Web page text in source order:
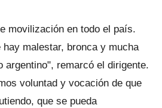
movilización en todo el país.
hay malestar, bronca y mucha
argentino", remarcó el dirigente.
voluntad y vocación de que
que se pueda